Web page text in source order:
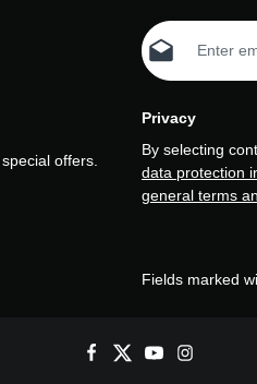
offers.
Email address*
Privacy
By selecting
data protection
general terms
Fields marked